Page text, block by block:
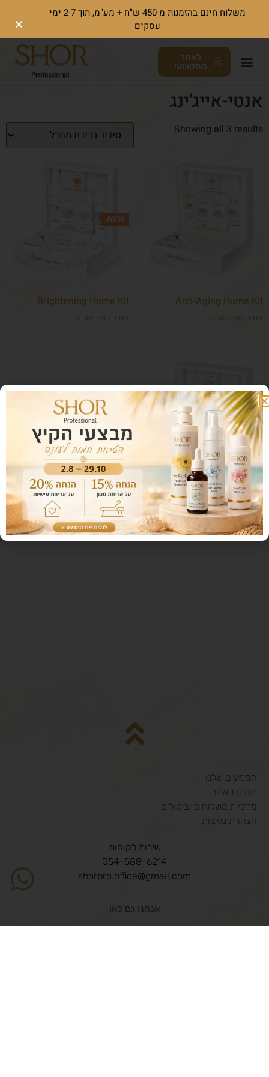
לאזור
המקצועי
אנטי-אייג'ינג
Showing all 3 results
Anti-Aging Home Kit
מחיר לפני מע"מ:
NEW
Brightening Home Kit
מחיר לפני מע"מ:
Vitamin C Kit
מחיר לפני מע"מ:
המפיצים שלנו
תקנון האתר
מדיניות משלוחים וביטולים
הצהרת נגישות
שירות לקוחות
054-588-6214
shorpro.office@gmail.com
אנחנו גם כאן
משלוח חינם בהזמנות מ-450 ש"ח + מע"מ, תוך 2-7 ימי
עסקים